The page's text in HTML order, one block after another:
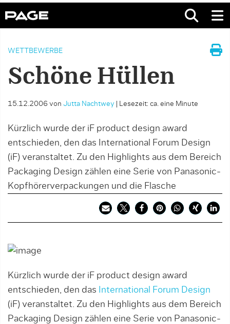
WETTBEWERBE
Schöne Hüllen
15.12.2006 von Jutta Nachtwey Lesezeit: ca. eine Minute
Kürzlich wurde der iF product design award
entschieden, den das International Forum Design
(iF) veranstaltet. Zu den Highlights aus dem Bereich
Packaging Design zählen eine Serie von Panasonic-
Kopfhörerverpackungen und die Flasche
Kürzlich wurde der iF product design award
entschieden, den das
International Forum Design
(iF) veranstaltet. Zu den Highlights aus dem Bereich
Packaging Design zählen eine Serie von Panasonic-